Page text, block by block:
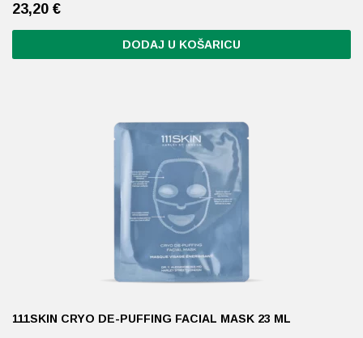
23,20 €
DODAJ U KOŠARICU
111SKIN CRYO DE-PUFFING FACIAL MASK 23 ML